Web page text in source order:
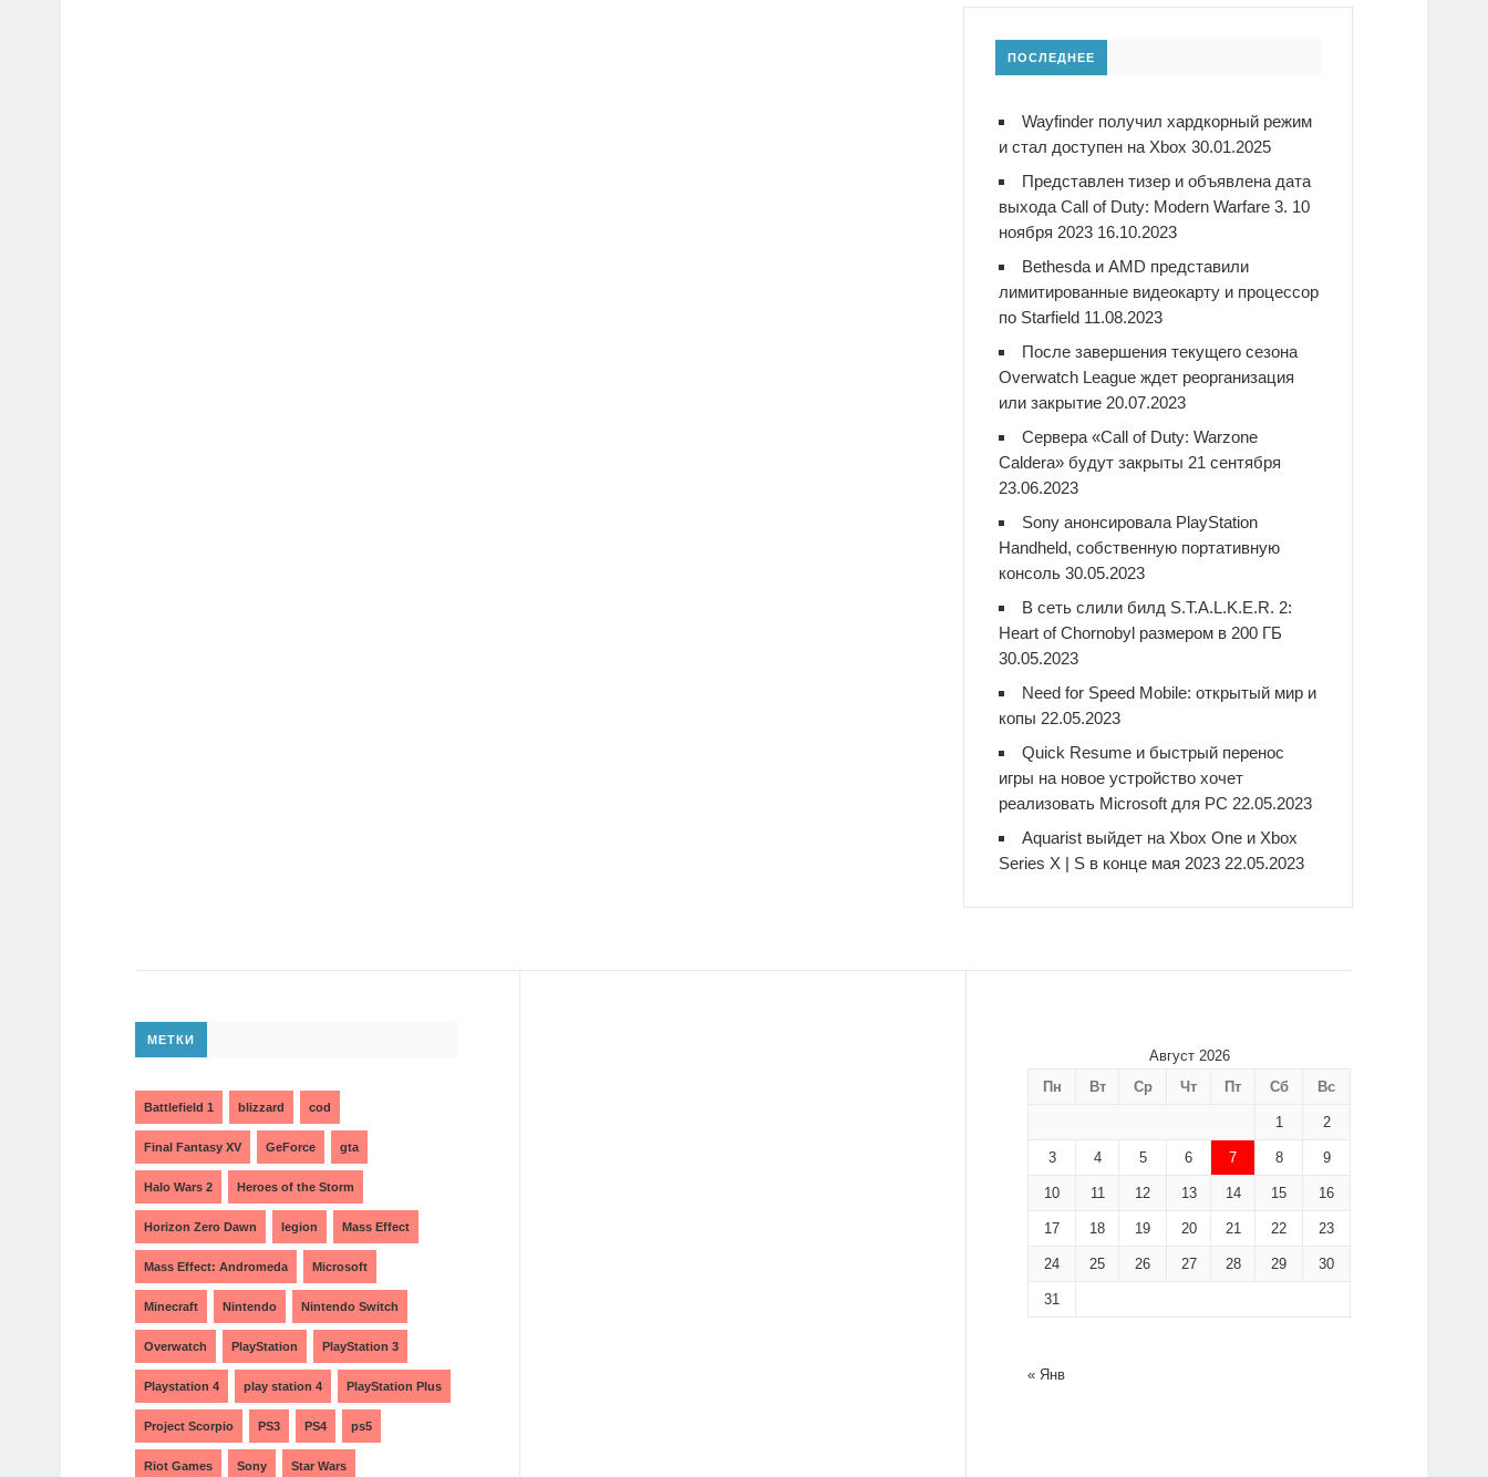
ПОСЛЕДНЕЕ
Wayfinder получил хардкорный режим
и стал доступен на Xbox 30.01.2025
Представлен тизер и объявлена дата
выхода Call of Duty: Modern Warfare 3. 10
ноября 2023 16.10.2023
Bethesda и AMD представили
лимитированные видеокарту и процессор
по Starfield 11.08.2023
После завершения текущего сезона
Overwatch League ждет реорганизация
или закрытие 20.07.2023
Сервера «Call of Duty: Warzone
Caldera» будут закрыты 21 сентября
23.06.2023
Sony анонсировала PlayStation
Handheld, собственную портативную
консоль 30.05.2023
В сеть слили билд S.T.A.L.K.E.R. 2:
Heart of Chornobyl размером в 200 ГБ
30.05.2023
Need for Speed Mobile: открытый мир и
копы 22.05.2023
Quick Resume и быстрый перенос
игры на новое устройство хочет
реализовать Microsoft для PC 22.05.2023
Aquarist выйдет на Xbox One и Xbox
Series X | S в конце мая 2023 22.05.2023
МЕТКИ
Battlefield 1 blizzard cod
Final Fantasy XV GeForce gta
Halo Wars 2 Heroes of the Storm
Horizon Zero Dawn legion Mass Effect
Mass Effect: Andromeda Microsoft
Minecraft Nintendo Nintendo Switch
Overwatch PlayStation PlayStation 3
Playstation 4 play station 4 PlayStation Plus
Project Scorpio PS3 PS4 ps5
Riot Games Sony Star Wars
Август 2026
Пн
Вт Ср Чт Пт Сб Вс
1 2
3 4 5 6 7 8 9
10 11 12 13 14 15 16
17 18 19 20 21 22 23
24 25 26 27 28 29 30
31
« Янв